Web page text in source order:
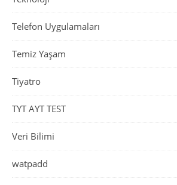
Telefon Uygulamaları
Temiz Yaşam
Tiyatro
TYT AYT TEST
Veri Bilimi
watpadd